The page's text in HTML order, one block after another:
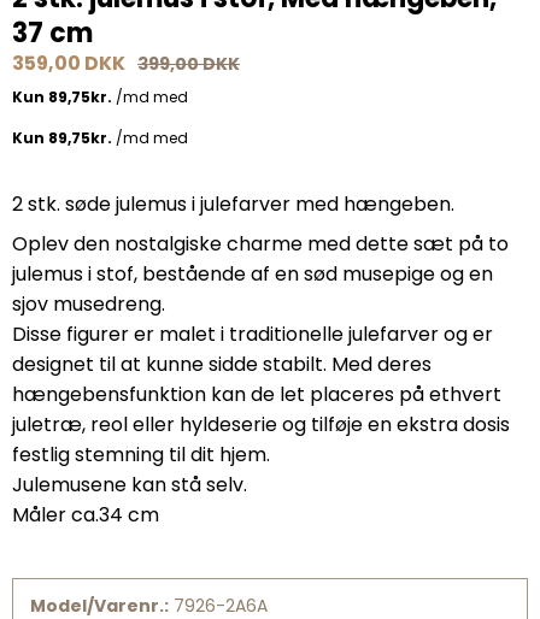
37 cm
359,00 DKK 399,00 DKK
2 stk. søde julemus i julefarver med hængeben.
Oplev den nostalgiske charme med dette sæt på to
julemus i stof, bestående af en sød musepige og en
sjov musedreng.
Disse figurer er malet i traditionelle julefarver og er
designet til at kunne sidde stabilt. Med deres
hængebensfunktion kan de let placeres på ethvert
juletræ, reol eller hyldeserie og tilføje en ekstra dosis
festlig stemning til dit hjem.
Julemusene kan stå selv.
Måler ca.34 cm
Model/Varenr.: 7926-2A6A